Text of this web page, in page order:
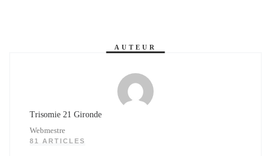
AUTEUR
Trisomie 21 Gironde
Webmestre
81 ARTICLES